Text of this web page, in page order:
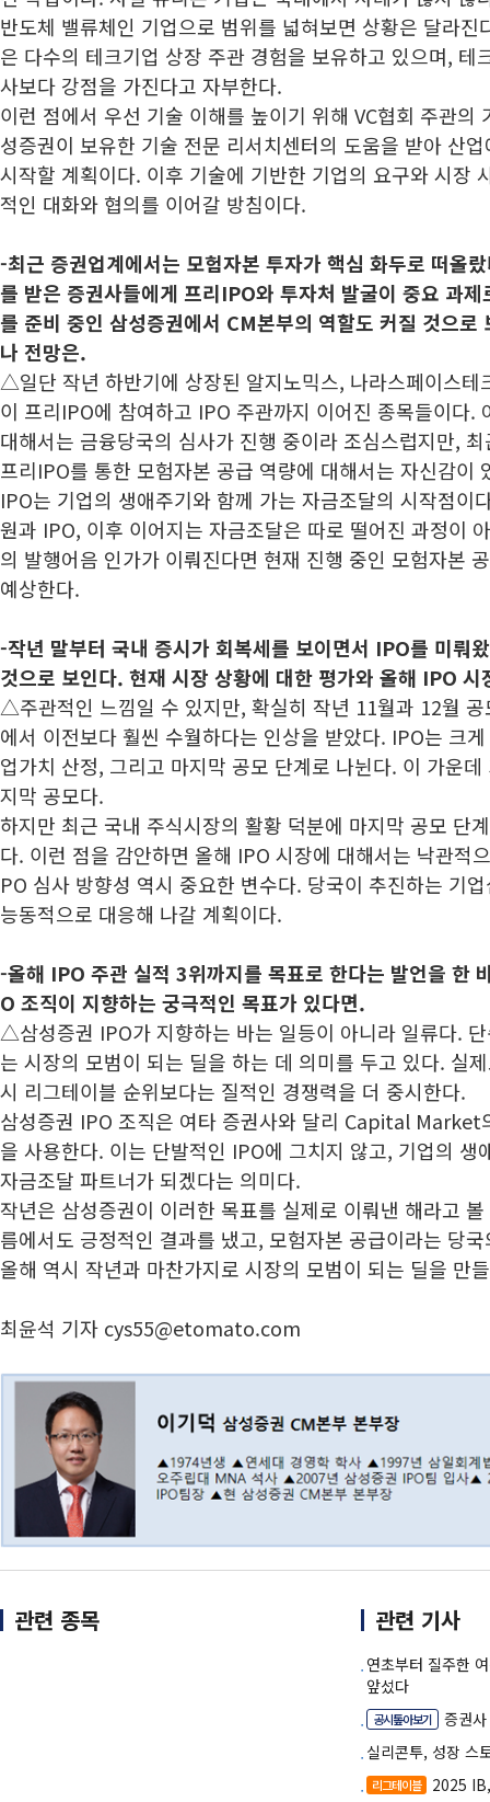
반도체 밸류체인 기업으로 범위를 넓혀보면 상황은 달라진
은 다수의 테크기업 상장 주관 경험을 보유하고 있으며, 테
사보다 강점을 가진다고 자부한다.
이런 점에서 우선 기술 이해를 높이기 위해 VC협회 주관의
성증권이 보유한 기술 전문 리서치센터의 도움을 받아 산
시작할 계획이다. 이후 기술에 기반한 기업의 요구와 시장
적인 대화와 협의를 이어갈 방침이다.
-최근 증권업계에서는 모험자본 투자가 핵심 화두로 떠올
를 받은 증권사들에게 프리IPO와 투자처 발굴이 중요 과
를 준비 중인 삼성증권에서 CM본부의 역할도 커질 것으로
나 전망은.
△일단 작년 하반기에 상장된 알지노믹스, 나라스페이스테
이 프리IPO에 참여하고 IPO 주관까지 이어진 종목들이다.
대해서는 금융당국의 심사가 진행 중이라 조심스럽지만,
프리IPO를 통한 모험자본 공급 역량에 대해서는 자신감이
IPO는 기업의 생애주기와 함께 가는 자금조달의 시작점이
원과 IPO, 이후 이어지는 자금조달은 따로 떨어진 과정이
의 발행어음 인가가 이뤄진다면 현재 진행 중인 모험자본
예상한다.
-작년 말부터 국내 증시가 회복세를 보이면서 IPO를 미뤄
것으로 보인다. 현재 시장 상황에 대한 평가와 올해 IPO 시
△주관적인 느낌일 수 있지만, 확실히 작년 11월과 12월
에서 이전보다 훨씬 수월하다는 인상을 받았다. IPO는 크
업가치 산정, 그리고 마지막 공모 단계로 나뉜다. 이 가운
지막 공모다.
하지만 최근 국내 주식시장의 활황 덕분에 마지막 공모 단
다. 이런 점을 감안하면 올해 IPO 시장에 대해서는 낙관적
PO 심사 방향성 역시 중요한 변수다. 당국이 추진하는 기
능동적으로 대응해 나갈 계획이다.
-올해 IPO 주관 실적 3위까지를 목표로 한다는 발언을 한
O 조직이 지향하는 궁극적인 목표가 있다면.
△삼성증권 IPO가 지향하는 바는 일등이 아니라 일류다.
는 시장의 모범이 되는 딜을 하는 데 의미를 두고 있다. 실
시 리그테이블 순위보다는 질적인 경쟁력을 더 중시한다.
삼성증권 IPO 조직은 여타 증권사와 달리 Capital Market
을 사용한다. 이는 단발적인 IPO에 그치지 않고, 기업의 생
자금조달 파트너가 되겠다는 의미다.
작년은 삼성증권이 이러한 목표를 실제로 이뤄낸 해라고
름에서도 긍정적인 결과를 냈고, 모험자본 공급이라는 당
올해 역시 작년과 마찬가지로 시장의 모범이 되는 딜을 만
최윤석 기자 cys55@etomato.com
관련 종목 관련 기사
연초부터 질주한
앞섰다
공시톺아보기
증권
실리콘투, 성장 스
리그테이블
2025